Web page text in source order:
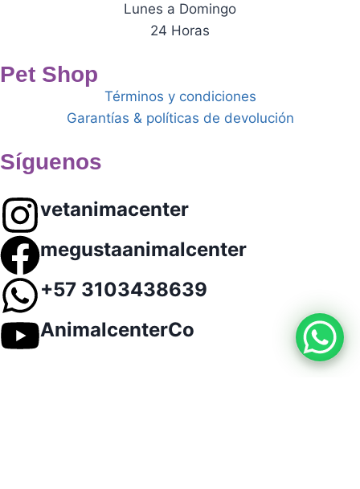
Lunes a Domingo
24 Horas
Pet Shop
Términos y condiciones
Garantías & políticas de devolución
Síguenos
vetanimacenter
megustaanimalcenter
+57 3103438639
AnimalcenterCo